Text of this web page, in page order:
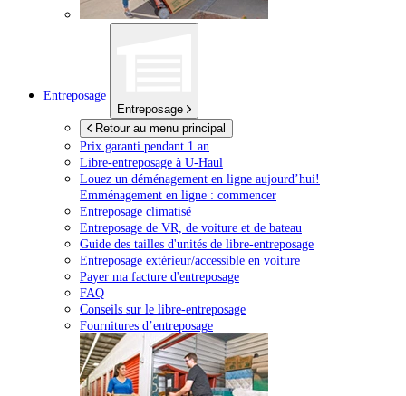
Entreposage
Entreposage
Retour au menu principal
Prix garanti pendant 1 an
Libre-entreposage à U-Haul
Louez un déménagement en ligne aujourd’hui!
Emménagement en ligne : commencer
Entreposage climatisé
Entreposage de VR, de voiture et de bateau
Guide des tailles d'unités de libre-entreposage
Entreposage extérieur/accessible en voiture
Payer ma facture d'entreposage
FAQ
Conseils sur le libre-entreposage
Fournitures d’entreposage